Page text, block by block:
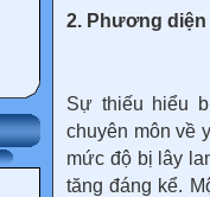
2. Phương diện
Sự thiếu hiểu
chuyên môn về
mức độ bị lây
tăng đáng kể.